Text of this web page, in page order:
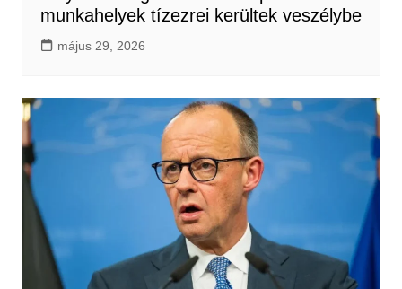
munkahelyek tízezrei kerültek veszélybe
május 29, 2026